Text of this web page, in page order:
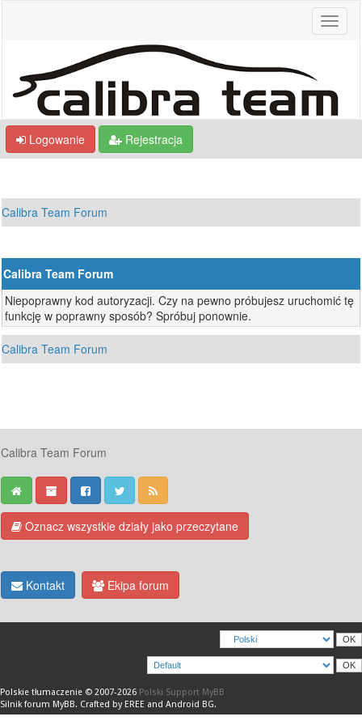
Logowanie Rejestracja
Calibra Team Forum
Calibra Team Forum
Niepoprawny kod autoryzacji. Czy na pewno próbujesz uruchomić tę
funkcję w poprawny sposób? Spróbuj ponownie.
Calibra Team Forum
Calibra Team Forum
Oznacz wszystkie działy jako przeczytane
Kontakt Ekipa forum
Polskie tłumaczenie © 2007-2026 Polski Support MyBB
Silnik forum MyBB. Crafted by EREE and Android BG.